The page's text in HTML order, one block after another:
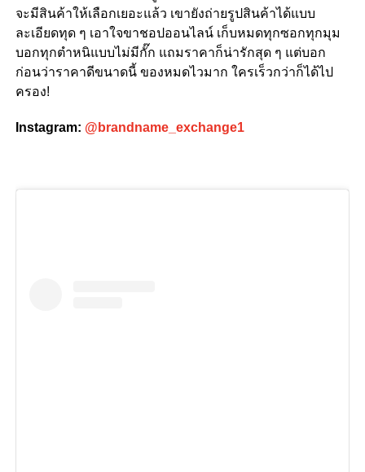
จะมีสินค้าให้เลือกเยอะแล้ว เขายังถ่ายรูปสินค้าได้แบบ
ละเอียดทุด ๆ เอาใจขาชอปออนไลน์ เก็บหมดทุกซอกทุกมุม
บอกทุกตำหนิแบบไม่มีกั๊ก แถมราคาก็น่ารักสุด ๆ แต่บอก
ก่อนว่าราคาดีขนาดนี้ ของหมดไวมาก ใครเร็วกว่าก็ได้ไป
ครอง!
Instagram: @brandname_exchange1